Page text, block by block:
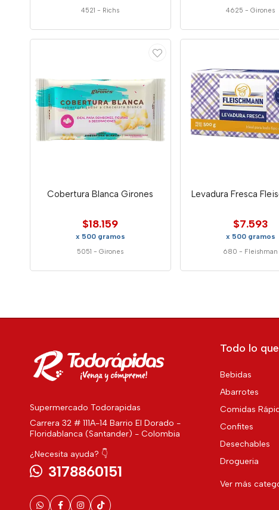
4521 - Richs 4625 -Girones
Cobertura Blanca Girones
$18.159
x 500 gramos
5051 -Girones
Levadura Fresca
$7.593
x 500 gramos
680 - Fleishman
Supermercado Todorapidas
Carrera 32 # 111A-14 Barrio El Dorado -
Floridablanca (Santander) - Colombia
¿Necesita ayuda? 👇
3178860151
Todo lo
Bebidas
Abarrotes
Comidas
Confites
Desechables
Drogueria
Ver más